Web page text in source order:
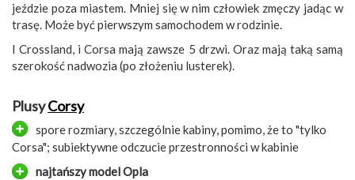
jeździe poza miastem. Mniej się w nim człowiek zmęczy jadąc w
trasę. Może być pierwszym samochodem w rodzinie.
I Crossland, i Corsa mają zawsze 5 drzwi. Oraz mają taką samą
szerokość nadwozia (po złożeniu lusterek).
PlusyCorsy
spore rozmiary, szczególnie kabiny, pomimo, że to "tylko
Corsa"; subiektywne odczucie przestronności w kabinie
najtańszy model Opla